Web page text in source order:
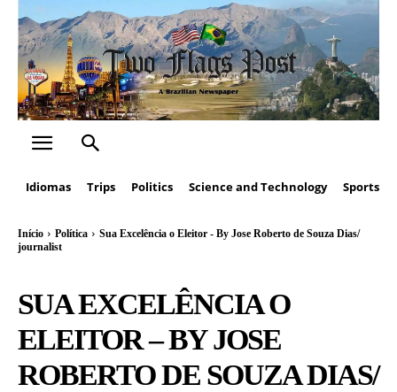
Idiomas Trips Politics Science and Technology Sports
Início Política
Sua Excelência o Eleitor - By Jose Roberto de Souza Dias/
journalist
SUA EXCELÊNCIA O
ELEITOR – BY JOSE
ROBERTO DE SOUZA DIAS/